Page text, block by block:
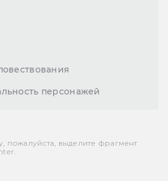
персонажей
пожалуйста, выделите фрагмент